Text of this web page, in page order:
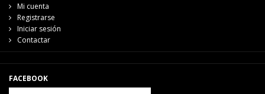
Mi cuenta
Registrarse
Iniciar sesión
Contactar
FACEBOOK